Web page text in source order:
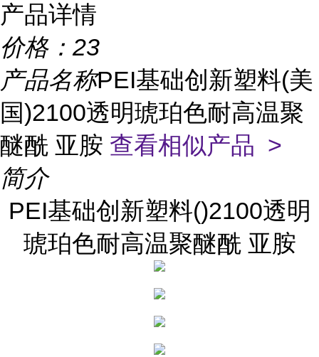
产品详情
价格： 23
产品名称PEI基础创新塑料(美
国)2100透明琥珀色耐高温聚
醚酰 亚胺 查看相似产品 >
简介
PEI基础创新塑料()2100透明
琥珀色耐高温聚醚酰 亚胺